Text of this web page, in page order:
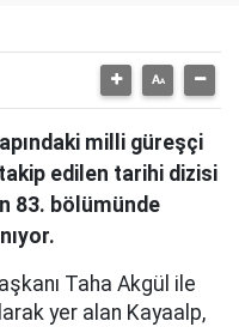
milli güreşçi
edilen tarihi dizisi
83. bölümünde
Taha Akgül ile
yer alan Kayaalp,